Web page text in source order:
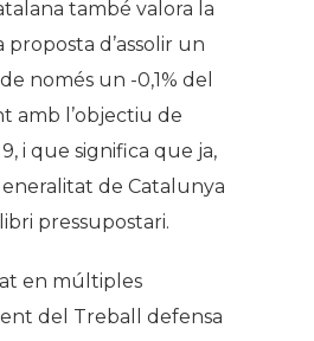
també valora la
d’assolir un
només un -0,1% del
amb l’objectiu de
i que significa que ja,
de Catalunya
pressupostari.
en múltiples
del Treball defensa